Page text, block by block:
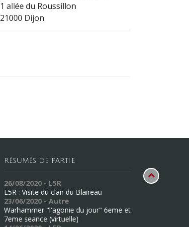
1 allée du Roussillon
21000 Dijon
RÉSUMÉS DE PARTIE
26/08/2020 - L5R
L5R : Visite du clan du Blaireau
23/06/2020 - Autre
Warhammer "l'agonie du jour" 6eme et
7eme seance (virtuelle)